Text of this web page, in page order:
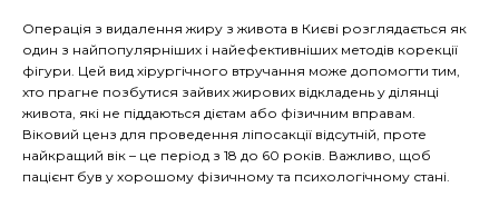
Операція з видалення жиру з живота в Києві розглядається як
один з найпопулярніших і найефективніших методів корекції
фігури. Цей вид хірургічного втручання може допомогти тим,
хто прагне позбутися зайвих жирових відкладень у ділянці
живота, які не піддаються дієтам або фізичним вправам.
Віковий ценз для проведення ліпосакції відсутній, проте
найкращий вік – це період з 18 до 60 років. Важливо, щоб
пацієнт був у хорошому фізичному та психологічному стані.